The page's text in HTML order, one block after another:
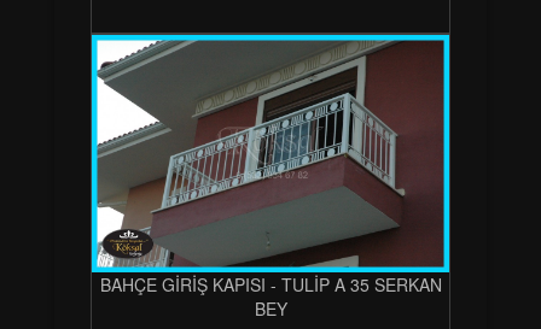
BAHÇE GİRİŞ KAPISI - TULİP A 35 SERKAN
BEY